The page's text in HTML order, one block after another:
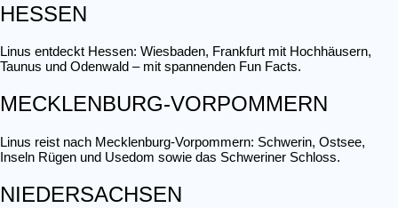
HESSEN
Linus entdeckt Hessen: Wiesbaden, Frankfurt mit Hochhäusern,
Taunus und Odenwald – mit spannenden Fun Facts.
MECKLENBURG-VORPOMMERN
Linus reist nach Mecklenburg-Vorpommern: Schwerin, Ostsee,
Inseln Rügen und Usedom sowie das Schweriner Schloss.
NIEDERSACHSEN